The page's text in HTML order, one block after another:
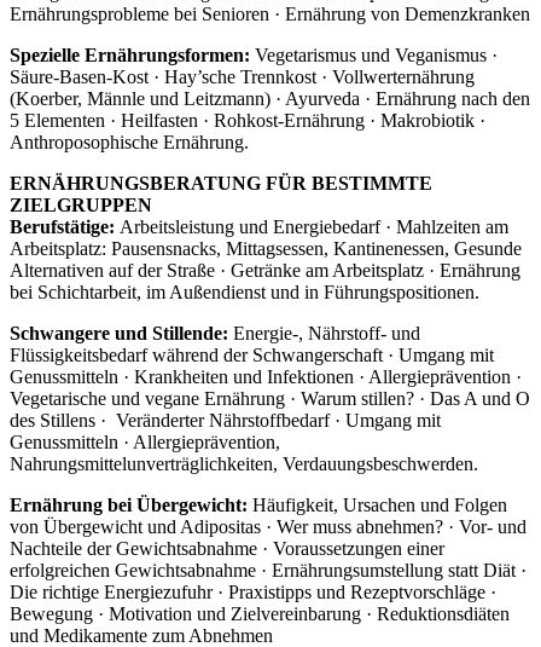
Ernährungsprobleme bei Senioren · Ernährung von Demenzkranken
Spezielle Ernährungsformen: Vegetarismus und Veganismus ·
Säure-Basen-Kost · Hay’sche Trennkost · Vollwerternährung
(Koerber, Männle und Leitzmann) · Ayurveda · Ernährung nach den
5 Elementen · Heilfasten · Rohkost-Ernährung · Makrobiotik ·
Anthroposophische Ernährung.
ERNÄHRUNGSBERATUNG FÜR BESTIMMTE
ZIELGRUPPEN
Berufstätige: Arbeitsleistung und Energiebedarf · Mahlzeiten am
Arbeitsplatz: Pausensnacks, Mittagsessen, Kantinenessen, Gesunde
Alternativen auf der Straße · Getränke am Arbeitsplatz · Ernährung
bei Schichtarbeit, im Außendienst und in Führungspositionen.
Schwangere und Stillende: Energie-, Nährstoff- und
Flüssigkeitsbedarf während der Schwangerschaft · Umgang mit
Genussmitteln · Krankheiten und Infektionen · Allergieprävention ·
Vegetarische und vegane Ernährung · Warum stillen? · Das A und O
des Stillens · Veränderter Nährstoffbedarf · Umgang mit
Genussmitteln · Allergieprävention,
Nahrungsmittelunverträglichkeiten, Verdauungsbeschwerden.
Ernährung bei Übergewicht: Häufigkeit, Ursachen und Folgen
von Übergewicht und Adipositas · Wer muss abnehmen? · Vor- und
Nachteile der Gewichtsabnahme · Voraussetzungen einer
erfolgreichen Gewichtsabnahme · Ernährungsumstellung statt Diät ·
Die richtige Energiezufuhr · Praxistipps und Rezeptvorschläge ·
Bewegung · Motivation und Zielvereinbarung · Reduktionsdiäten
und Medikamente zum Abnehmen